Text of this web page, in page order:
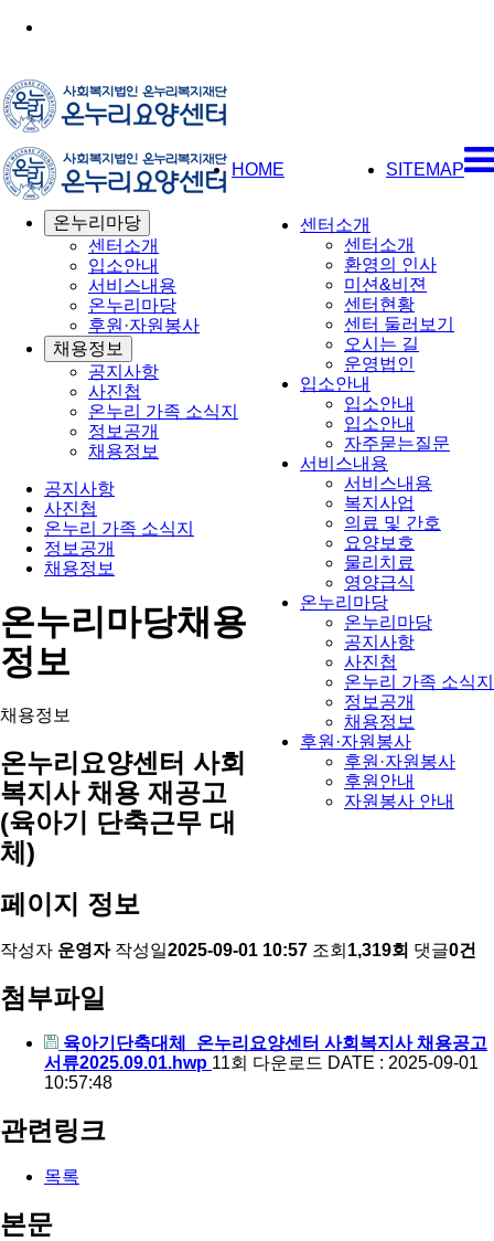
SITEMAP
센터소개
센터소개
환영의 인사
미션&비젼
센터현황
센터 둘러보기
오시는 길
운영법인
입소안내
입소안내
입소안내
자주묻는질문
서비스내용
서비스내용
복지사업
의료 및 간호
요양보호
물리치료
영양급식
온누리마당
온누리마당
공지사항
사진첩
온누리 가족 소식지
정보공개
채용정보
후원·자원봉사
후원·자원봉사
후원안내
자원봉사 안내
HOME
온누리마당
센터소개
입소안내
서비스내용
온누리마당
후원·자원봉사
채용정보
공지사항
사진첩
온누리 가족 소식지
정보공개
채용정보
공지사항
사진첩
온누리 가족 소식지
정보공개
채용정보
온누리마당채용
정보
채용정보
온누리요양센터 사회
복지사 채용 재공고
(육아기 단축근무 대
체)
페이지 정보
작성자 운영자 작성일2025-09-01 10:57 조회 1,319회 댓글0건
첨부파일
육아기단축대체_온누리요양센터 사회복지사 채용공고
서류2025.09.01.hwp 11회 다운로드 DATE : 2025-09-01
10:57:48
관련링크
목록
본문